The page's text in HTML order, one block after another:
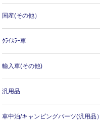
国産(その他）
ｸﾗｲｽﾗｰ車
輸入車(その他)
汎用品
車中泊/キャンピングパーツ(汎用品）